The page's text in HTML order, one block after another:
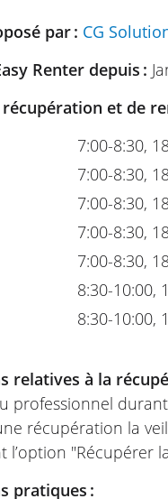
par : CG
Renter depuis :
et de
7:00-8:30,
7:00-8:30,
7:00-8:30,
7:00-8:30,
7:00-8:30,
8:30-10:00,
8:30-10:00,
relatives à la
professionnel
récupération la
l’option "Récupérer
pratiques :